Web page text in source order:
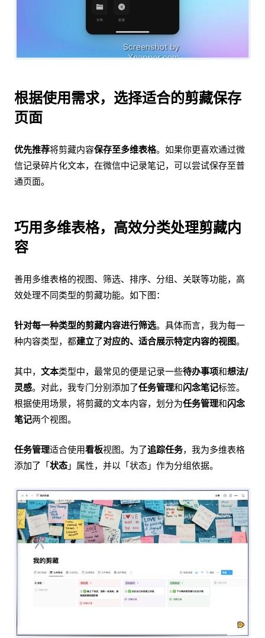
根据使用需求，选择适合的剪藏保存
页面
优先推荐将剪藏内容保存至多维表格。如果你更喜欢通过微
信记录碎片化文本，在微信中记录笔记，可以尝试保存至普
通页面。
巧用多维表格，高效分类处理剪藏内
容
善用多维表格的视图、筛选、排序、分组、关联等功能，高
效处理不同类型的剪藏功能。如下图：
针对每一种类型的剪藏内容进行筛选。具体而言，我为每一
种内容类型，都建立了对应的、适合展示特定内容的视图。
其中， 文本类型中，最常见的便是记录一些待办事项和想法/
灵感。对此，我专门分别添加了任务管理和闪念笔记标签。
根据使用场景，将剪藏的文本内容，划分为任务管理和闪念
笔记两个视图。
任务管理适合使用看板视图。为了追踪任务，我为多维表格
添加了「 状态 」属性，并以「状态」作为分组依据。